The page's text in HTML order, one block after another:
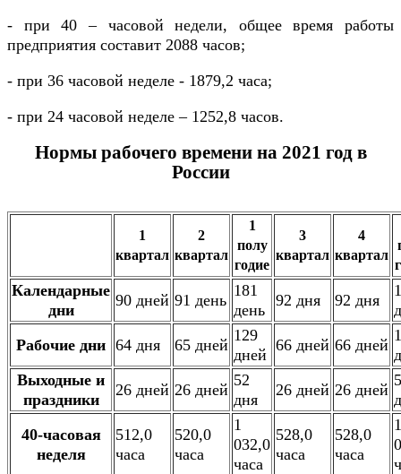
- при 40 – часовой недели, общее время работы
предприятия составит 2088 часов;
- при 36 часовой неделе - 1879,2 часа;
- при 24 часовой неделе – 1252,8 часов.
Нормы рабочего времени на 2021 год в
России
1
квартал
2
квартал
1
полу
годие
3
квартал
4
квартал
Календарные
дни
90 дней 91 день
181
день
92 дня 92 дня
Рабочие дни 64 дня 65 дней
129
дней
66 дней 66 дней
Выходные и
праздники
26 дней 26 дней
52
дня
26 дней 26 дней
40-часовая
неделя
512,0
часа
520,0
часа
1
032,0
часа
528,0
часа
528,0
часа
1